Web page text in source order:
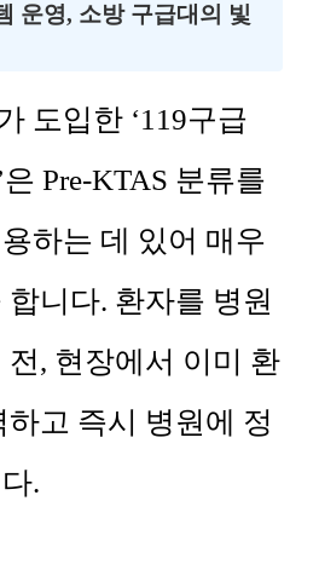
운영, 소방 구급대의 빛
도입한 ‘119구급
Pre-KTAS 분류를
하는 데 있어 매우
니다. 환자를 병원
전, 현장에서 이미 환
고 즉시 병원에 정
.